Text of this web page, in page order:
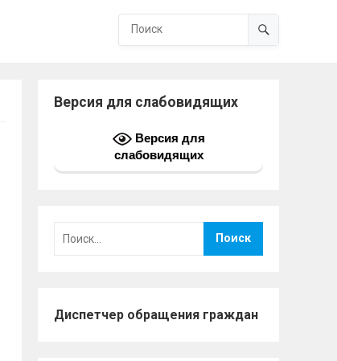
Версия для слабовидящих
Версия для
слабовидящих
Диспетчер обращения граждан